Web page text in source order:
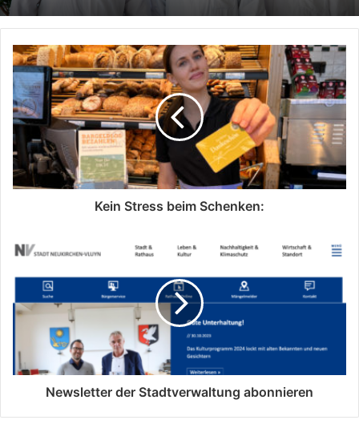
Kein Stress beim Schenken:
Newsletter der Stadtverwaltung abonnieren